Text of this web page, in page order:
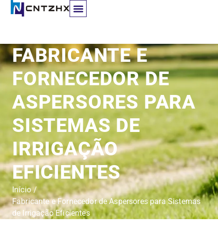
FABRICANTE E
FORNECEDOR DE
ASPERSORES PARA
SISTEMAS DE
IRRIGAÇÃO
EFICIENTES
Início /
Fabricante e Fornecedor de Aspersores para Sistemas
de Irrigação Eficientes